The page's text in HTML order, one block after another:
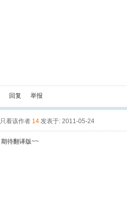
回复 举报
只看该作者 14 发表于: 2011-05-24
期待翻译版~~